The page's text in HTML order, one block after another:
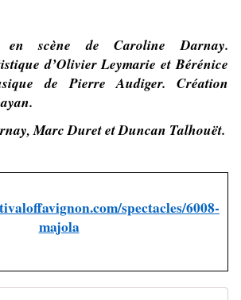
scène de Caroline Darnay.
d’Olivier Leymarie et Bérénice
de Pierre Audiger. Création
Marc Duret et Duncan Talhouët.
spectacles/6008-
majola